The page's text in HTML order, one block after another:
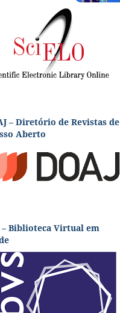
– Diretório de Revistas de
Aberto
– Biblioteca Virtual em